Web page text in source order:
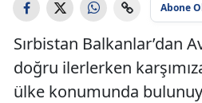
Abone
Sırbistan Balkanlar’dan
doğru ilerlerken
ülke konumunda